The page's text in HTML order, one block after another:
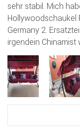
sehr stabil. Mich
Hollywoodschaukel
Germany 2.
irgendein